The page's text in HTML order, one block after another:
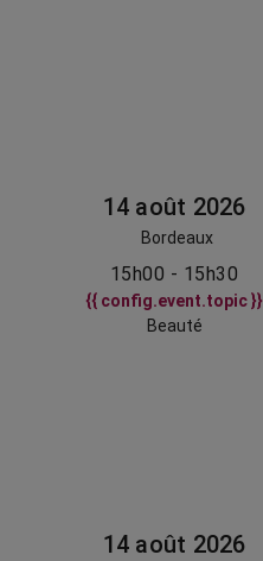
14 août 2026
Bordeaux
15h00 - 15h30
{{ config.event.topic }}
Beauté
14 août 2026